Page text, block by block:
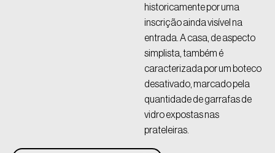
historicamente por uma
inscrição ainda visível na
entrada. A casa, de aspecto
simplista, também é
caracterizada por um boteco
desativado, marcado pela
quantidade de garrafas de
vidro expostas nas
prateleiras.